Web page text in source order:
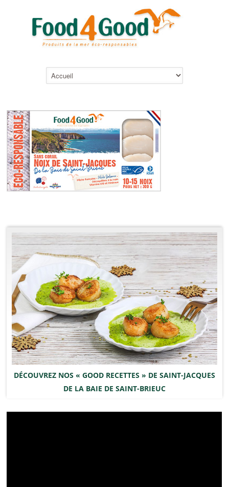
DÉCOUVREZ NOS « GOOD RECETTES » DE SAINT-JACQUES
DE LA BAIE DE SAINT-BRIEUC